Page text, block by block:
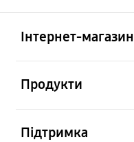
Інтернет-магазин
Продукти
Підтримка